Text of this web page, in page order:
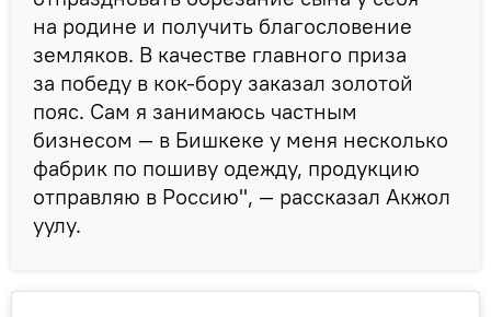
на родине и получить благословение
земляков. В качестве главного приза
за победу в кок-бору заказал золотой
пояс. Сам я занимаюсь частным
бизнесом — в Бишкеке у меня несколько
фабрик по пошиву одежду, продукцию
отправляю в Россию", — рассказал Акжол
уулу.